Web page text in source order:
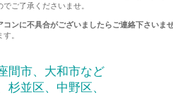
ご了承くださいませ。
ンに不具合がございましたらご連絡下さいませ
。
間市、大和市など
並区、中野区、